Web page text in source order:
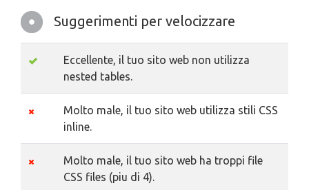
Suggerimenti per velocizzare
Eccellente, il tuo sito web non utilizza
nested tables.
Molto male, il tuo sito web utilizza stili CSS
inline.
Molto male, il tuo sito web ha troppi file
CSS files (piu di 4).